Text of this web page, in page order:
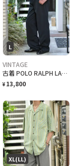
L
VINTAGE
古着 POLO RALPH LAUREN 黒 チノパン チノ ストレート
¥ 13,800
XL(LL)